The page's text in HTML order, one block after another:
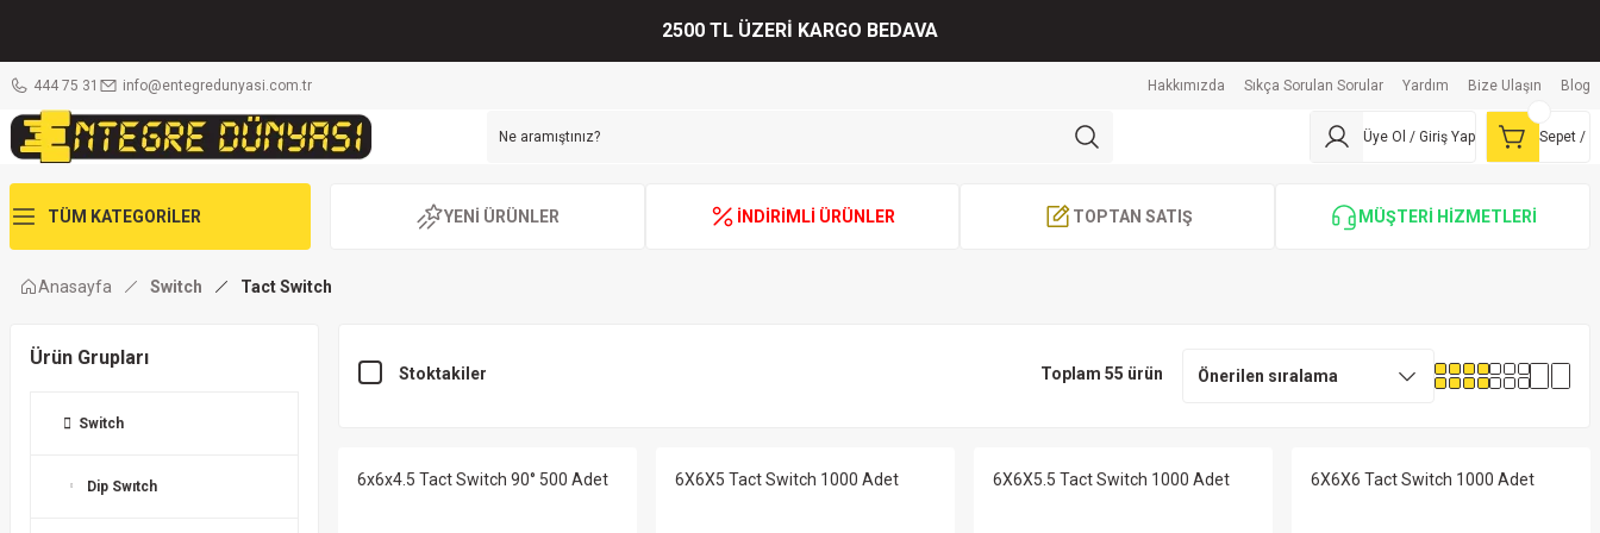
2500 TL ÜZERİ KARGO BEDAVA
444 75 31 info@entegredunyasi.com.tr Hakkımızda Sıkça Sorulan Sorular Yardım Bize Ulaşın Blog
Üye Ol / Giriş Yap Sepet /
TÜM KATEGORİLER YENİ ÜRÜNLER İNDİRİMLİ ÜRÜNLER TOPTAN SATIŞ MÜŞTERİ HİZMETLERİ
Anasayfa Switch Tact Switch
Ürün Grupları
Switch
Dip Swıtch
Stoktakiler Toplam 55 ürün
6x6x4.5 Tact Switch 90° 500 Adet 6X6X5 Tact Switch 1000 Adet 6X6X5.5 Tact Switch 1000 Adet 6X6X6 Tact Switch 1000 Adet